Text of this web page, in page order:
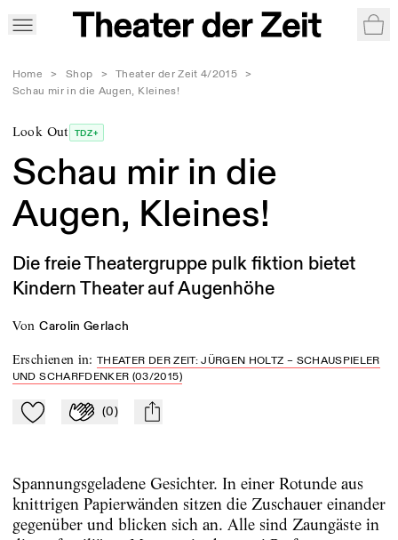
Home > Shop > Theater der Zeit 4/2015
>
Schau mir in die Augen, Kleines!
Look Out TDZ+
Schau mir in die
Augen, Kleines!
Die freie Theatergruppe pulk fiktion bietet
Kindern Theater auf Augenhöhe
von Carolin Gerlach
Erschienen in:THEATER DER ZEIT: JÜRGEN HOLTZ – SCHAUSPIELER
UND SCHARFDENKER (03/2015)
Zu Mein-TdZ hinzufügen
Applaudieren
(0) mail
Spannungsgeladene Gesichter. In einer Rotunde aus
knittrigen Papierwänden sitzen die Zuschauer einander
gegenüber und blicken sich an. Alle sind Zaungäste in